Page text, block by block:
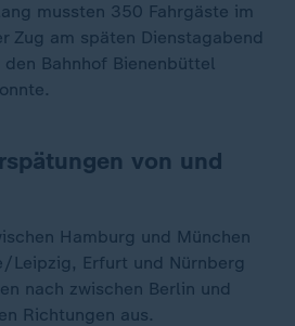
mussten 350 Fahrgäste im
Zug am späten Dienstagabend
Bahnhof Bienenbüttel
von und
Hamburg und München
Leipzig, Erfurt und Nürnberg
nach zwischen Berlin und
Richtungen aus.